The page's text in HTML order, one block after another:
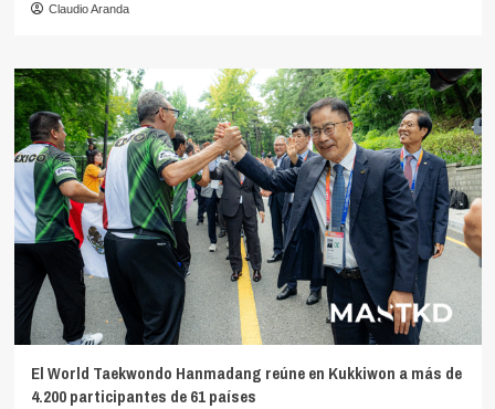
Claudio Aranda
El World Taekwondo Hanmadang reúne en Kukkiwon a más de
4.200 participantes de 61 países